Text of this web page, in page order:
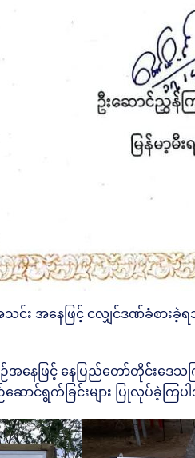
င်း အနေဖြင့် ငလျှင်ဒဏ်ခံစား
ေဖြင့် နေပြည်တော်တိုင်းဒေသ
ောင်ရွက်ခြင်းများ ပြုလုပ်ခဲ့ကြ